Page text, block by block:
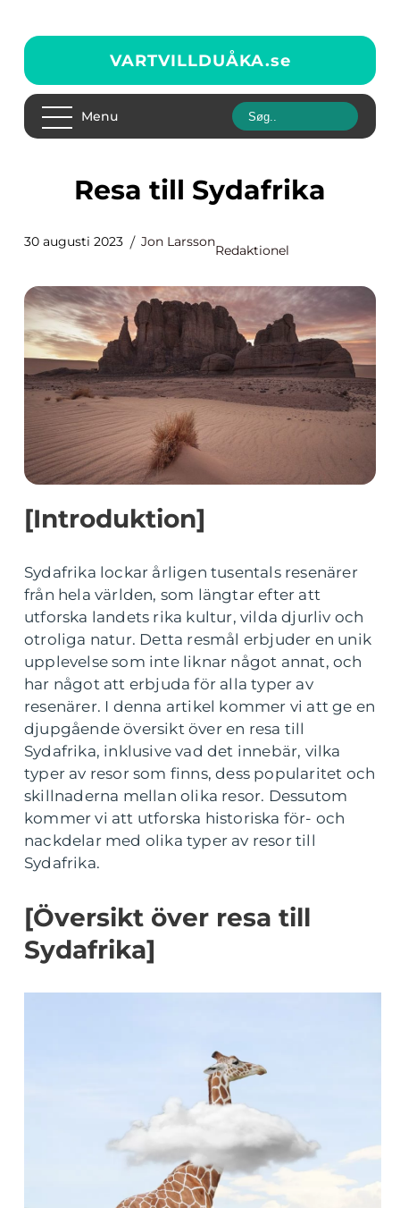
VARTVILLDUÅKA.se
Menu
Resa till Sydafrika
30 augusti 2023 Jon Larsson
Redaktionel
[Introduktion]
Sydafrika lockar årligen tusentals resenärer
från hela världen, som längtar efter att
utforska landets rika kultur, vilda djurliv och
otroliga natur. Detta resmål erbjuder en unik
upplevelse som inte liknar något annat, och
har något att erbjuda för alla typer av
resenärer. I denna artikel kommer vi att ge en
djupgående översikt över en resa till
Sydafrika, inklusive vad det innebär, vilka
typer av resor som finns, dess popularitet och
skillnaderna mellan olika resor. Dessutom
kommer vi att utforska historiska för- och
nackdelar med olika typer av resor till
Sydafrika.
[Översikt över resa till
Sydafrika]